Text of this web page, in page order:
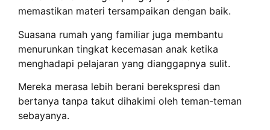
memastikan materi tersampaikan dengan baik.
Suasana rumah yang familiar juga membantu
menurunkan tingkat kecemasan anak ketika
menghadapi pelajaran yang dianggapnya sulit.
Mereka merasa lebih berani berekspresi dan
bertanya tanpa takut dihakimi oleh teman-teman
sebayanya.